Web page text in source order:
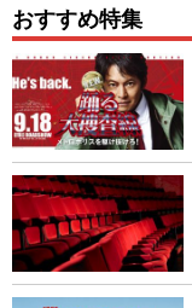
おすすめ特集